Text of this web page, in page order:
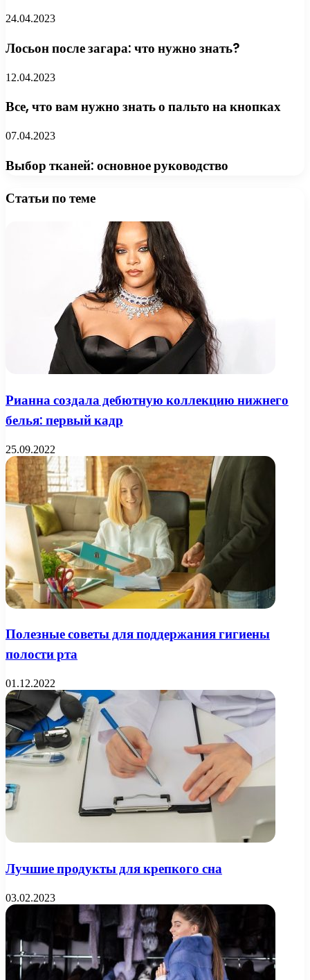
24.04.2023
Лосьон после загара: что нужно знать?
12.04.2023
Все, что вам нужно знать о пальто на кнопках
07.04.2023
Выбор тканей: основное руководство
Статьи по теме
Рианна создала дебютную коллекцию нижнего
белья: первый кадр
25.09.2022
Полезные советы для поддержания гигиены
полости рта
01.12.2022
Лучшие продукты для крепкого сна
03.02.2023